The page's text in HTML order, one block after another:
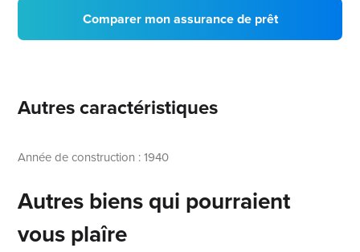
Comparer mon assurance de prêt
Autres caractéristiques
Année de construction : 1940
Autres biens qui pourraient
vous plaîre